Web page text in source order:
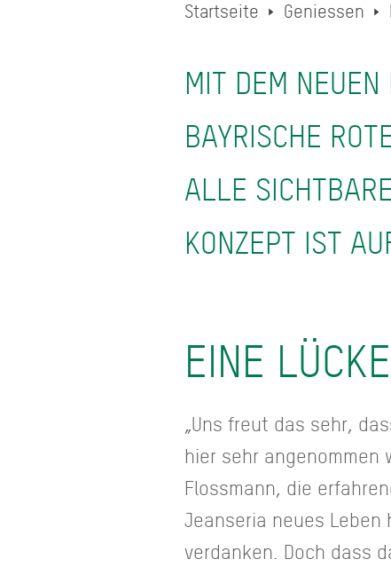
Startseite Geniessen
MIT DEM
BAYRISCHE
ALLE
KONZEPT IST
EINE
„Uns freut das sehr,
hier sehr angenommen
Flossmann, die
Jeanseria neues Leben
verdanken. Doch dass